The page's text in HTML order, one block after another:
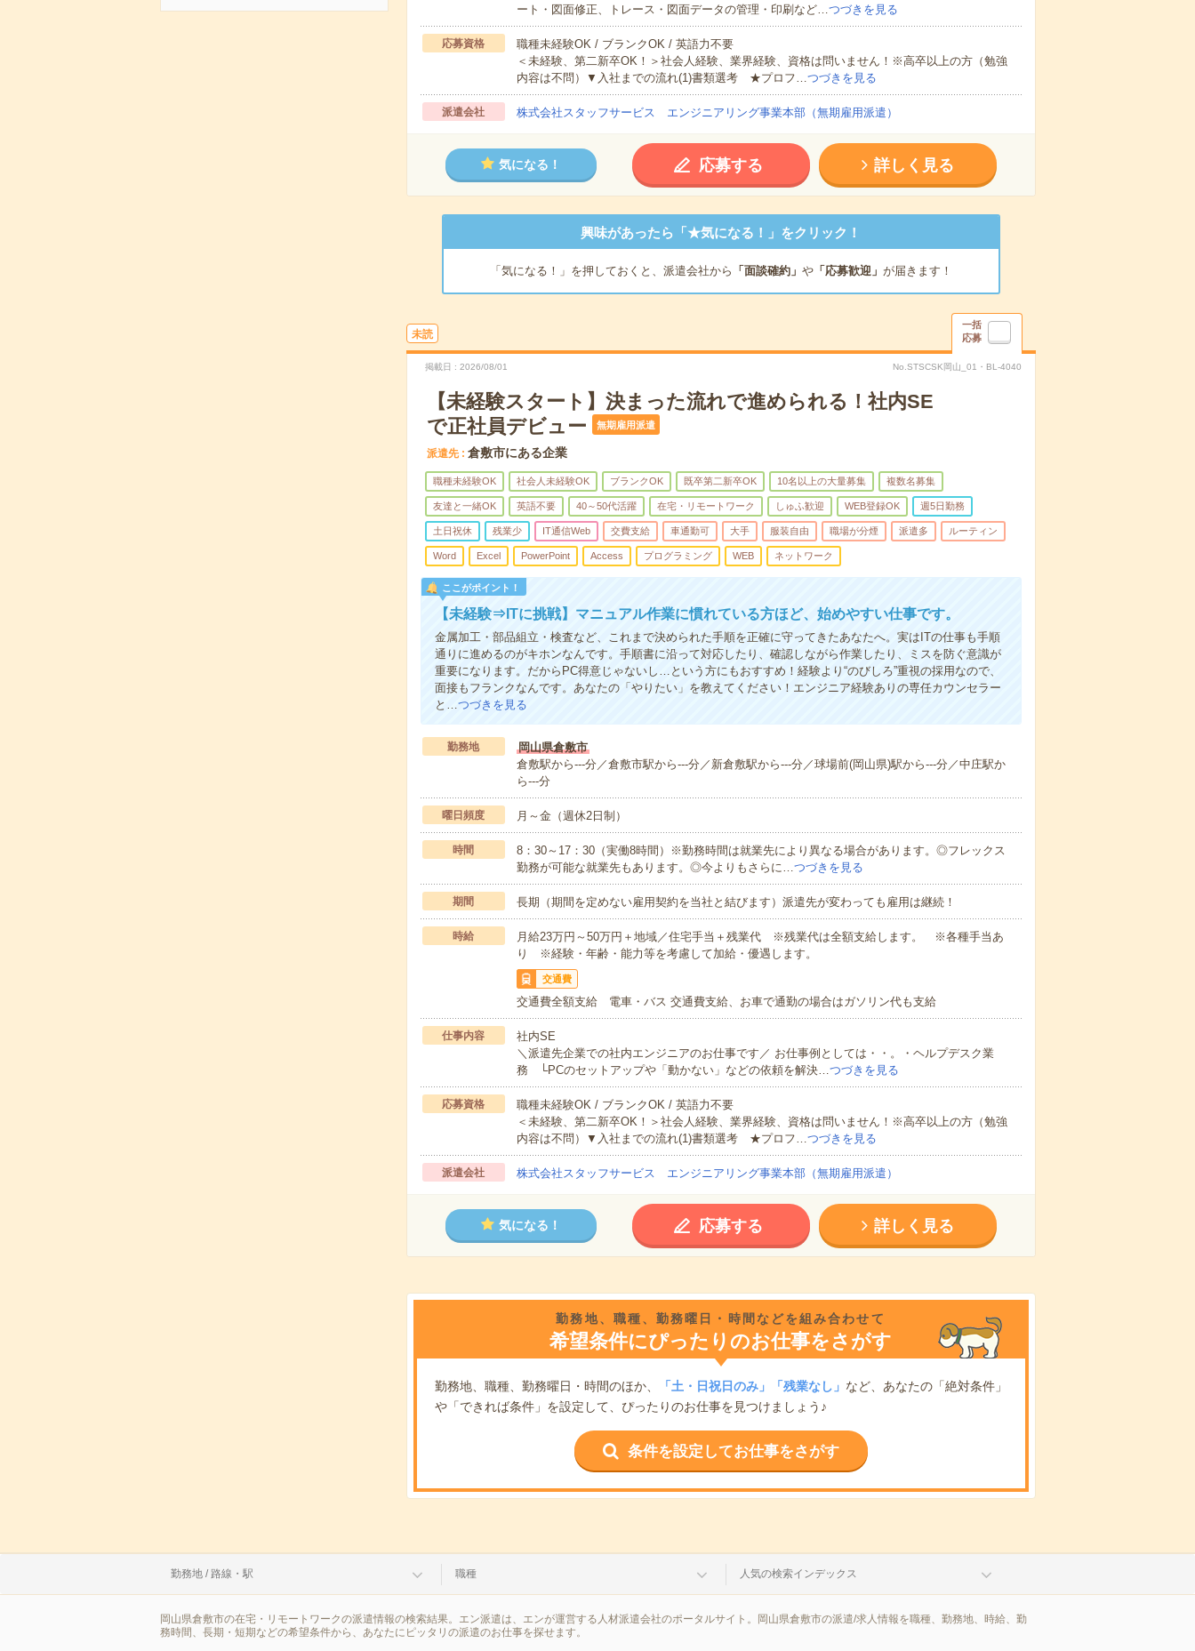
ート・図面修正、トレース・図面データの管理・印刷など…つづきを見る
応募資格
職種未経験OK / ブランクOK / 英語力不要
＜未経験、第二新卒OK！＞社会人経験、業界経験、資格は問いません！※高卒以上の方（勉強
内容は不問）▼入社までの流れ(1)書類選考 ★プロフ…つづきを見る
派遣会社 株式会社スタッフサービス エンジニアリング事業本部（無期雇用派遣）
気になる！ 応募する 詳しく見る
興味があったら「★気になる！」をクリック！
「気になる！」を押しておくと、派遣会社から 「面談確約」 や「応募歓迎」 が届きます！
未読
一括
応募
掲載日 2026/08/01 No.STSCSK岡山_01・BL-4040
【未経験スタート】決まった流れで進められる！社内SE
で正社員デビュー
無期雇用派遣
派遣先 倉敷市にある企業
職種未経験OK 社会人未経験OK ブランクOK 既卒第二新卒OK 10名以上の大量募集 複数名募集
友達と一緒OK 英語不要 40～50代活躍 在宅・リモートワーク しゅふ歓迎 WEB登録OK 週5日勤務
土日祝休 残業少 IT通信Web 交費支給 車通勤可 大手 服装自由 職場が分煙 派遣多 ルーティン
Word Excel PowerPoint Access プログラミング WEB ネットワーク
ここがポイント！
【未経験⇒ITに挑戦】マニュアル作業に慣れている方ほど、始めやすい仕事です。
金属加工・部品組立・検査など、これまで決められた手順を正確に守ってきたあなたへ。実はITの仕事も手順
通りに進めるのがキホンなんです。手順書に沿って対応したり、確認しながら作業したり、ミスを防ぐ意識が
重要になります。だからPC得意じゃないし…という方にもおすすめ！経験より“のびしろ”重視の採用なので、
面接もフランクなんです。あなたの「やりたい」を教えてください！エンジニア経験ありの専任カウンセラー
と…つづきを見る
勤務地
岡山県倉敷市
倉敷駅から---分／倉敷市駅から---分／新倉敷駅から---分／球場前(岡山県)駅から---分／中庄駅か
ら---分
曜日頻度 月～金（週休2日制）
時間
8：30～17：30（実働8時間）※勤務時間は就業先により異なる場合があります。◎フレックス
勤務が可能な就業先もあります。◎今よりもさらに…つづきを見る
期間 長期（期間を定めない雇用契約を当社と結びます）派遣先が変わっても雇用は継続！
時給
月給23万円～50万円＋地域／住宅手当＋残業代 ※残業代は全額支給します。 ※各種手当あ
り ※経験・年齢・能力等を考慮して加給・優遇します。
交通費
交通費全額支給 電車・バス 交通費支給、お車で通勤の場合はガソリン代も支給
仕事内容
社内SE
＼派遣先企業での社内エンジニアのお仕事です／ お仕事例としては・・。・ヘルプデスク業
務 └PCのセットアップや「動かない」などの依頼を解決…つづきを見る
応募資格
職種未経験OK / ブランクOK / 英語力不要
＜未経験、第二新卒OK！＞社会人経験、業界経験、資格は問いません！※高卒以上の方（勉強
内容は不問）▼入社までの流れ(1)書類選考 ★プロフ…つづきを見る
派遣会社 株式会社スタッフサービス エンジニアリング事業本部（無期雇用派遣）
気になる！ 応募する 詳しく見る
勤務地、職種、勤務曜日・時間などを組み合わせて
希望条件にぴったりのお仕事をさがす
勤務地、職種、勤務曜日・時間のほか、 「土・日祝日のみ」「残業なし」 など、あなたの「絶対条件」
や「できれば条件」を設定して、ぴったりのお仕事を見つけましょう♪
条件を設定してお仕事をさがす
勤務地 / 路線・駅 職種 人気の検索インデックス
岡山県倉敷市の在宅・リモートワークの派遣情報の検索結果。エン派遣は、エンが運営する人材派遣会社のポータルサイト。岡山県倉敷市の派遣/求人情報を職種、勤務地、時給、勤
務時間、長期・短期などの希望条件から、あなたにピッタリの派遣のお仕事を探せます。